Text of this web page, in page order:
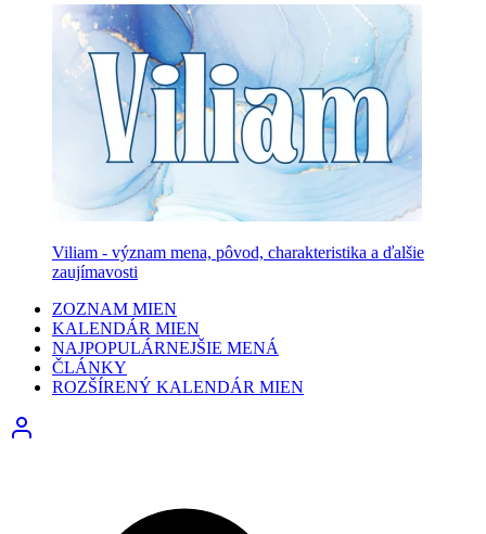
Viliam - význam mena, pôvod, charakteristika a ďalšie
zaujímavosti
ZOZNAM MIEN
KALENDÁR MIEN
NAJPOPULÁRNEJŠIE MENÁ
ČLÁNKY
ROZŠÍRENÝ KALENDÁR MIEN